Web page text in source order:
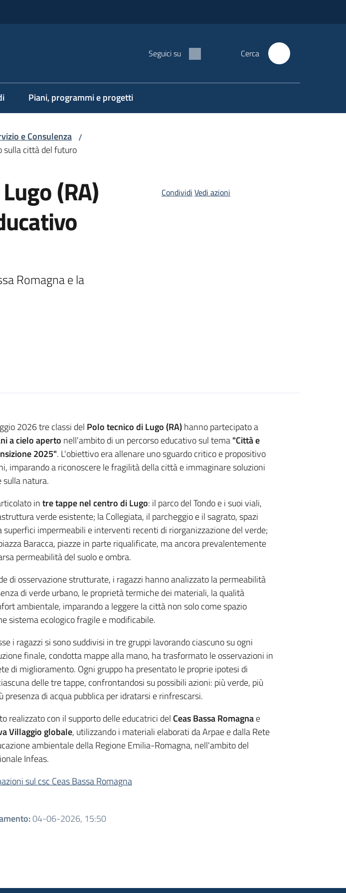
Seguici su Cerca
Piani, programmi e progetti
e Consulenza /
sulla città del futuro
(RA)
Romagna e la
Condividi Vedi azioni
2026 tre classi del Polo tecnico di Lugo (RA)hanno partecipato a
a cielo aperto nell'ambito di un percorso educativo sul tema"Città e
2025". L'obiettivo era allenare uno sguardo critico e propositivo
imparando a riconoscere le fragilità della città e immaginare soluzioni
sulla natura.
intre tappe nel centro di Lugo: il parco del Tondo e i suoi viali,
verde esistente; la Collegiata, il parcheggio e il sagrato, spazi
superfici impermeabili e interventi recenti di riorganizzazione del verde;
Baracca, piazze in parte riqualificate, ma ancora prevalentemente
permeabilità del suolo e ombra.
di osservazione strutturate, i ragazzi hanno analizzato la permeabilità
di verde urbano, le proprietà termiche dei materiali, la qualità
ambientale, imparando a leggere la città non solo come spazio
sistema ecologico fragile e modificabile.
i ragazzi si sono suddivisi in tre gruppi lavorando ciascuno su ogni
finale, condotta mappe alla mano, ha trasformato le osservazioni in
di miglioramento. Ogni gruppo ha presentato le proprie ipotesi di
delle tre tappe, confrontandosi su possibili azioni: più verde, più
presenza di acqua pubblica per idratarsi e rinfrescarsi.
realizzato con il supporto delle educatrici del Ceas Bassa Romagnae
Villaggio globale, utilizzando i materiali elaborati da Arpae e dalla Rete
ambientale della Regione Emilia-Romagna, nell'ambito del
Infeas.
sul csc Ceas Bassa Romagna
:04-06-2026, 15:50